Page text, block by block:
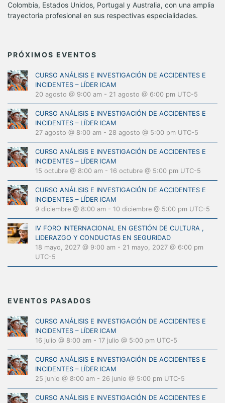
Colombia, Estados Unidos, Portugal y Australia, con una amplia
trayectoria profesional en sus respectivas especialidades.
PRÓXIMOS EVENTOS
CURSO ANÁLISIS E INVESTIGACIÓN DE ACCIDENTES E
INCIDENTES – LÍDER ICAM
20 agosto @ 9:00 am - 21 agosto @ 6:00 pm UTC-5
CURSO ANÁLISIS E INVESTIGACIÓN DE ACCIDENTES E
INCIDENTES – LÍDER ICAM
27 agosto @ 8:00 am - 28 agosto @ 5:00 pm UTC-5
CURSO ANÁLISIS E INVESTIGACIÓN DE ACCIDENTES E
INCIDENTES – LÍDER ICAM
15 octubre @ 8:00 am - 16 octubre @ 5:00 pm UTC-5
CURSO ANÁLISIS E INVESTIGACIÓN DE ACCIDENTES E
INCIDENTES – LÍDER ICAM
9 diciembre @ 8:00 am - 10 diciembre @ 5:00 pm UTC-5
IV FORO INTERNACIONAL EN GESTIÓN DE CULTURA ,
LIDERAZGO Y CONDUCTAS EN SEGURIDAD
18 mayo, 2027 @ 9:00 am - 21 mayo, 2027 @ 6:00 pm
UTC-5
EVENTOS PASADOS
CURSO ANÁLISIS E INVESTIGACIÓN DE ACCIDENTES E
INCIDENTES – LÍDER ICAM
16 julio @ 8:00 am - 17 julio @ 5:00 pm UTC-5
CURSO ANÁLISIS E INVESTIGACIÓN DE ACCIDENTES E
INCIDENTES – LÍDER ICAM
25 junio @ 8:00 am - 26 junio @ 5:00 pm UTC-5
CURSO ANÁLISIS E INVESTIGACIÓN DE ACCIDENTES E